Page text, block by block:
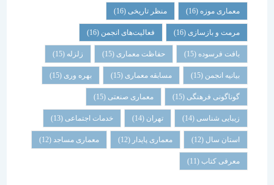
معماری موزه(16) منظر تاریخی (16)
مرمت و بازسازی(16) فعالیت‌های انجمن(16)
بافت فرسوده (15) حفاظت معماری (15) زلزله
بیانیه انجمن(15) مسابقه معماری (15) بهره وری(15)
گوناگونی فرهنگی (15) معماری صنعتی(15)
زیبایی شناسی (14) تهران خدمات اجتماعی (13)
استان سال(12) معماری پایدار (12) معماری مساجد(12)
معرفی کتاب(11)